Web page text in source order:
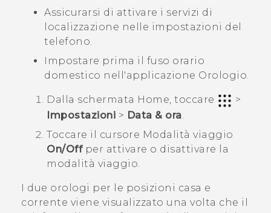
Assicurarsi di attivare i servizi di
localizzazione nelle impostazioni del
telefono.
Impostare prima il fuso orario
domestico nell'applicazione Orologio.
Dalla schermata Home, toccare
>
Impostazioni > Data & ora
Toccare il cursore Modalità viaggio
On/Offper attivare o disattivare la
modalità viaggio.
I due orologi per le posizioni casa e
corrente viene visualizzato una volta che il